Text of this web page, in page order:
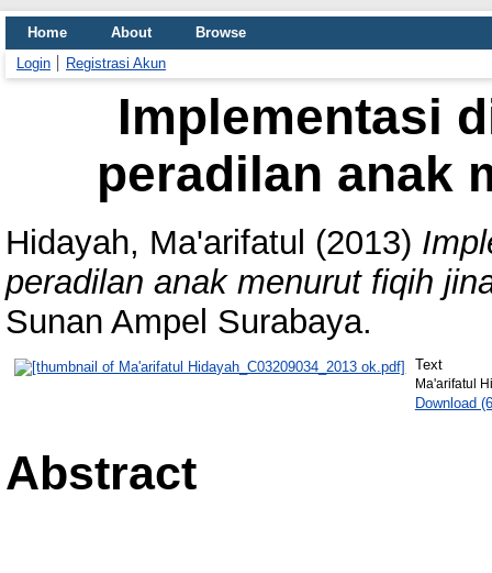
Home About
Browse
Login
Registrasi Akun
Implementasi
peradilan anak
Hidayah, Ma'arifatul (2013)
peradilan anak menurut fiqih
Sunan Ampel Surabaya.
Text
Ma'arifatul
Download
Abstract